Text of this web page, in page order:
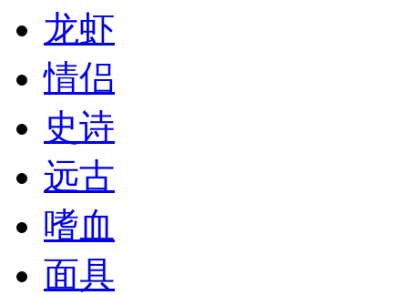
龙虾
情侣
史诗
远古
嗜血
面具